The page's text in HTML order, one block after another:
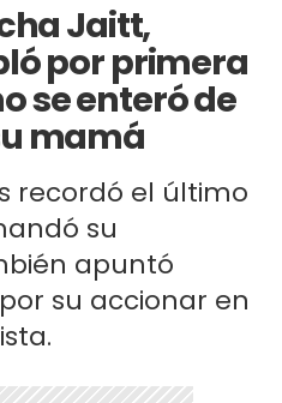
Jaitt,
por primera
se enteró de
mamá
recordó el último
su
apuntó
su accionar en